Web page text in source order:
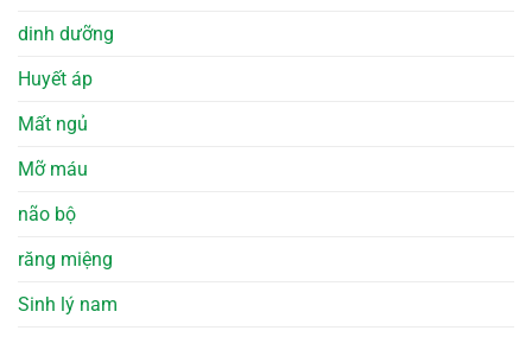
dinh dưỡng
Huyết áp
Mất ngủ
Mỡ máu
não bộ
răng miệng
Sinh lý nam